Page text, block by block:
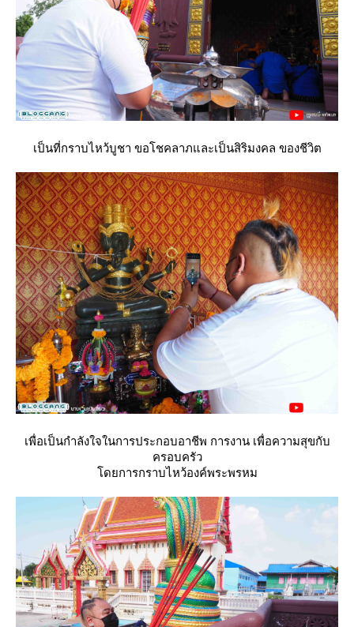
เป็นที่กราบไหว้บูชา ขอโชคลาภและเป็นสิริมงคล ของชีวิต
เพื่อเป็นกำลังใจในการประกอบอาชีพ การงาน เพื่อความสุขกับ
ครอบครัว
ดยการกราบไหว้องค์พระพรหม